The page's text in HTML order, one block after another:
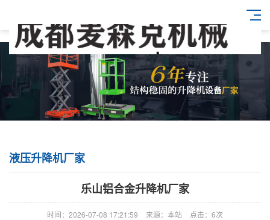
液压升降机厂家
乐山铝合金升降机厂家
时间：2026-07-08 17:21:59 来源：本站 点击：6次